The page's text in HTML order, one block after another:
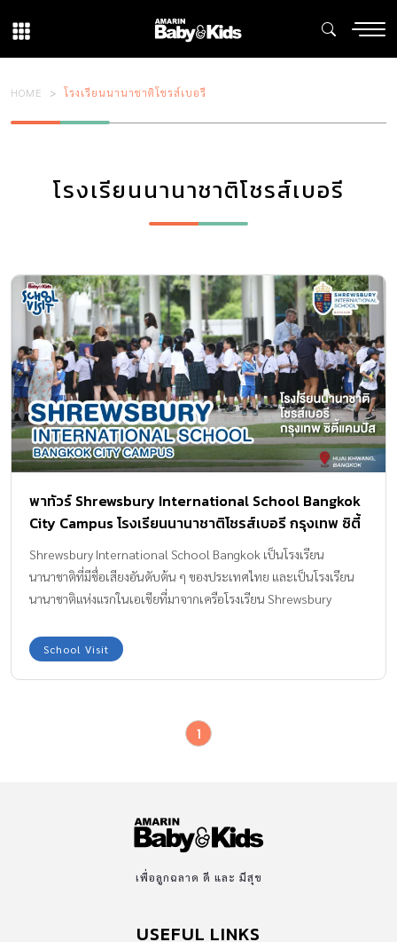
HOME โรงเรียนนานาชาติโชรส์เบอรี
โรงเรียนนานาชาติโชรส์เบอรี
พาทัวร์ Shrewsbury International School Bangkok
City Campus โรงเรียนนานาชาติโชรส์เบอรี กรุงเทพ ซิตี้
Shrewsbury International School Bangkok เป็นโรงเรียน
นานาชาติที่มีชื่อเสียงอันดับต้น ๆ ของประเทศไทย และเป็นโรงเรียน
นานาชาติแห่งแรกในเอเชียที่มาจากเครือโรงเรียน Shrewsbury
ปี ปัจจุบันในประเทศไทยมี 2 สาขา คือ Shrewsbury International
School Bangkok Riverside ก่อตั้งในปี 2003 และ Shrewsbury
School Bangkok City Campus กันอีกครั้ง หลังจากเมื่อคราวที่แล้วเรา
International School Bangkok City Campus Shrewsbury […]
School Visit
1
เพื่อลูกฉลาด ดี และ มีสุข
USEFUL LINKS